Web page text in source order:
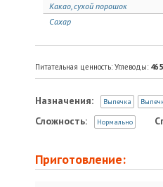
Какао, сухой порошок
Сахар
Питательная ценность: Углеводы:
Назначения: Выпечка
Сложность:
Нормально
Приготовление: